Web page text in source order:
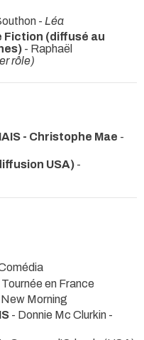
- Léa
Fiction (diffusé au
- Raphaël
rôle)
- Christophe Mae -
USA) -
Tournée en France
Morning
- Donnie Mc Clurkin -